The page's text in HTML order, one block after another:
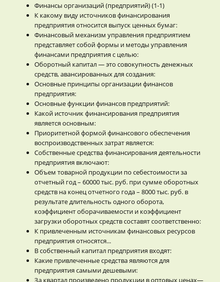
Финансы организаций (предприятий) (1-1)
К какому виду источников финансирования
предприятия относится выпуск ценных бумаг:
Финансовый механизм управления предприятием
представляет собой формы и методы управления
финансами предприятия с целью:
Оборотный капитал — это совокупность денежных
средств, авансированных для создания:
Основные принципы организации финансов
предприятия:
Основные функции финансов предприятий:
Какой источник финансирования предприятия
является основным:
Приоритетной формой финансового обеспечения
воспроизводственных затрат является:
Собственные средства финансирования деятельности
предприятия включают:
Объем товарной продукции по себестоимости за
отчетный год – 60000 тыс. руб. при сумме оборотных
средств на конец отчетного года – 8000 тыс. руб. в
результате длительность одного оборота,
коэффициент оборачиваемости и коэффициент
загрузки оборотных средств составят соответственно:
К привлеченным источникам финансовых ресурсов
предприятия относятся...
В собственный капитал предприятия входят:
Какие привлеченные средства являются для
предприятия самыми дешевыми:
За квартал произведено продукции в оптовых ценах—